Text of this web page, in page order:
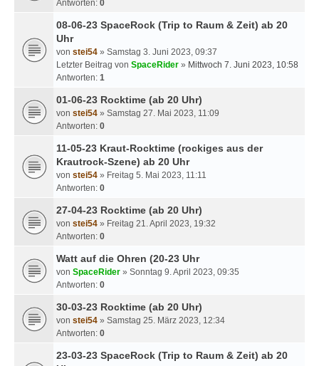
Antworten: 0
08-06-23 SpaceRock (Trip to Raum & Zeit) ab 20
Uhr
von stei54 » Samstag 3. Juni 2023, 09:37
Letzter Beitrag von SpaceRider » Mittwoch 7. Juni 2023, 10:58
Antworten: 1
01-06-23 Rocktime (ab 20 Uhr)
von stei54 » Samstag 27. Mai 2023, 11:09
Antworten: 0
11-05-23 Kraut-Rocktime (rockiges aus der
Krautrock-Szene) ab 20 Uhr
von stei54 » Freitag 5. Mai 2023, 11:11
Antworten: 0
27-04-23 Rocktime (ab 20 Uhr)
von stei54 » Freitag 21. April 2023, 19:32
Antworten: 0
Watt auf die Ohren (20-23 Uhr
von SpaceRider » Sonntag 9. April 2023, 09:35
Antworten: 0
30-03-23 Rocktime (ab 20 Uhr)
von stei54 » Samstag 25. März 2023, 12:34
Antworten: 0
23-03-23 SpaceRock (Trip to Raum & Zeit) ab 20